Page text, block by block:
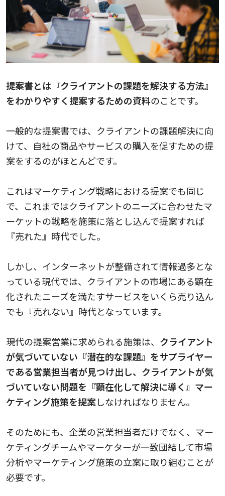
提案書とは『クライアントの課題を解決する方法』
をわかりやすく提案するための資料のことです。
一般的な提案書では、クライアントの課題解決に向
けて、自社の商品やサービスの購入を促すための提
案をするのがほとんどです。
これはマーケティング戦略における提案でも同じ
で、これまではクライアントのニーズに合わせたマ
ーケットの戦略を施策に落とし込んで提案すれば
『売れた』時代でした。
しかし、インターネットが整備されて情報過多とな
っている現代では、クライアントの市場にある顕在
化されたニーズを満たすサービスをいくら売り込ん
でも『売れない』時代となっています。
現代の提案営業に求められる施策は、 クライアント
が気づいていない『潜在的な課題』をサプライヤー
である営業担当者が見つけ出し、クライアントが気
づいていない問題を『顕在化して解決に導く』マー
ケティング施策を提案しなければなりません。
そのためにも、企業の営業担当者だけでなく、マー
ケティングチームやマーケターが一致団結して市場
分析やマーケティング施策の立案に取り組むことが
必要です。